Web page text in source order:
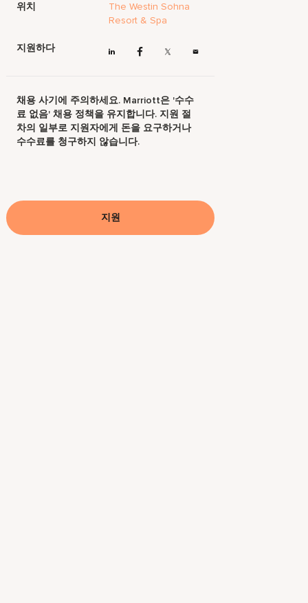
위치
The Westin Sohna
Resort & Spa
지원하다
채용 사기에 주의하세요. Marriott은 '수수
료 없음' 채용 정책을 유지합니다. 지원 절
차의 일부로 지원자에게 돈을 요구하거나
수수료를 청구하지 않습니다.
지원